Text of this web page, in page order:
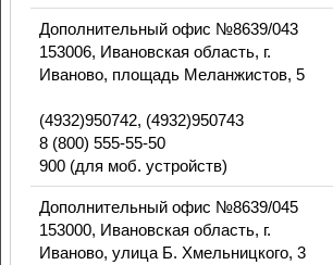
Дополнительный офис №8639/043
153006, Ивановская область, г.
Иваново, площадь Меланжистов, 5
(4932)950742, (4932)950743
8 (800) 555-55-50
900 (для моб. устройств)
Дополнительный офис №8639/045
153000, Ивановская область, г.
Иваново, улица Б. Хмельницкого, 3